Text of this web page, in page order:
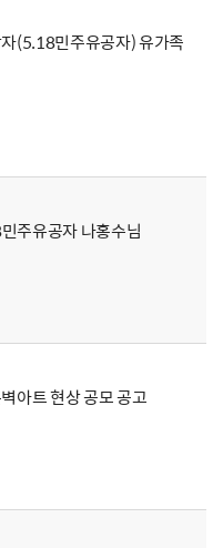
(5.18민주유공자) 유가족
주유공자 나홍수님
아트 현상 공모 공고